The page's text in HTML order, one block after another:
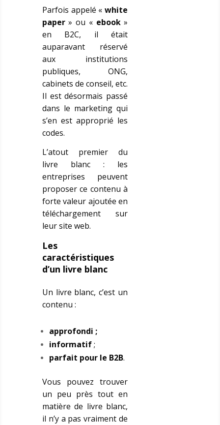
Parfois appelé «white
paper» ou « ebook»
en B2C, il était
auparavant réservé
aux institutions
publiques, ONG,
cabinets de conseil, etc.
Il est désormais passé
dans le marketing qui
s’en est approprié les
codes.
L’atout premier du
livre blanc : les
entreprises peuvent
proposer ce contenu à
forte valeur ajoutée en
téléchargement sur
leur site web.
Les
caractéristiques
d’un livre blanc
Un livre blanc, c’est un
contenu :
approfondi ;
informatif;
parfait pour le B2B.
Vous pouvez trouver
un peu près tout en
matière de livre blanc,
il n’y a pas vraiment de